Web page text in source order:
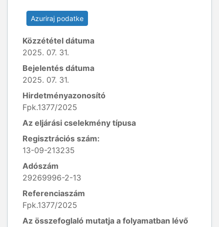
Azuriraj podatke
Közzététel dátuma
2025. 07. 31.
Bejelentés dátuma
2025. 07. 31.
Hirdetményazonosító
Fpk.1377/2025
Az eljárási cselekmény típusa
Regisztrációs szám:
13-09-213235
Adószám
29269996-2-13
Referenciaszám
Fpk.1377/2025
Az összefoglaló mutatja a folyamatban lévő